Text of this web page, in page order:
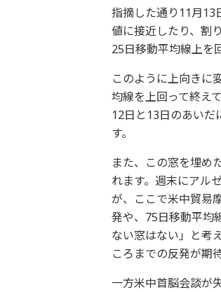
指摘した通り11月13
値に接近したり、割
25日移動平均線上を
このように上向きに
均線を上回って終え
12日と13日のあい
す。
また、この窓を埋め
れます。週末にアル
が、ここで米中貿易
発や、75日移動平均
ない窓はない」と考
ころまでの反発が期
一方米中首脳会談が